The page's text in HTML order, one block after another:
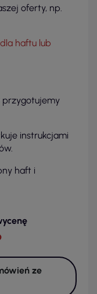
oferty, np.
haftu lub
przygotujemy
instrukcjami
haft i
ze